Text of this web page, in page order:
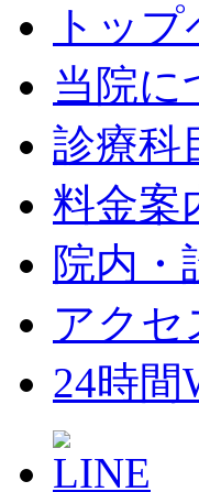
トッ
当院に
診療科
料金案
院内・
アクセ
24時間